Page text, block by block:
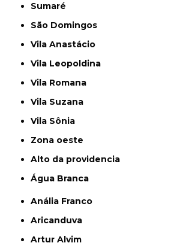
Sumaré
São Domingos
Vila Anastácio
Vila Leopoldina
Vila Romana
Vila Suzana
Vila Sônia
Zona oeste
alto da providencia
Água Branca
Anália Franco
Aricanduva
Artur Alvim